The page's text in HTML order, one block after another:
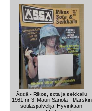
Ässä - Rikos, sota ja seikkailu
1981 nr 3, Mauri Sariola - Marskin
sotilaspalvelija, Hyvinkään